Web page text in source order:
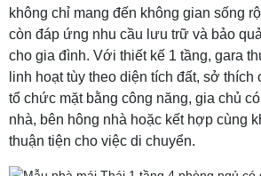
không chỉ mang đến không gian sống
còn đáp ứng nhu cầu lưu trữ và bảo
cho gia đình. Với thiết kế 1 tầng, gara
linh hoạt tùy theo diện tích đất, sở thích
tổ chức mặt bằng công năng, gia chủ
nhà, bên hông nhà hoặc kết hợp cùng
thuận tiện cho việc di chuyển.